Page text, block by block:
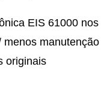
EIS 61000 nos
menos manutenção
originais